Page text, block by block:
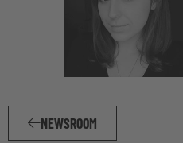
NEWSROOM